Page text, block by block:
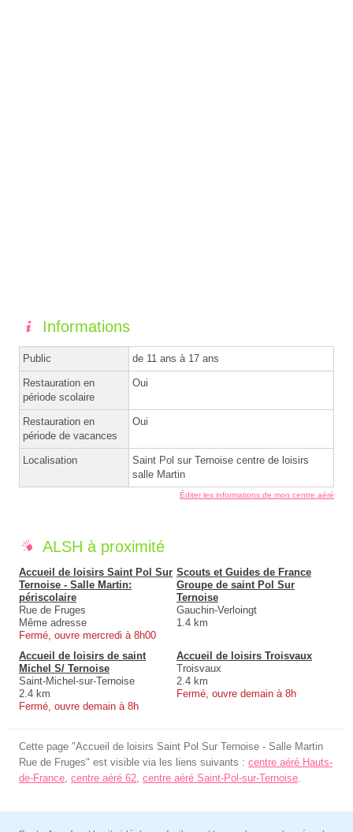
Informations
Public de 11 ans à 17 ans
Restauration en
période scolaire
Oui
Restauration en
période de vacances
Oui
Localisation
Saint Pol sur Ternoise centre de loisirs
salle Martin
Éditer les informations de mon centre aéré
ALSH à proximité
Accueil de loisirs Saint Pol Sur
Ternoise - Salle Martin:
périscolaire
Rue de Fruges
Même adresse
Fermé, ouvre mercredi à 8h00
Scouts et Guides de France
Groupe de saint Pol Sur
Ternoise
Gauchin-Verloingt
1.4 km
Accueil de loisirs de saint
Michel S/ Ternoise
Saint-Michel-sur-Ternoise
2.4 km
Fermé, ouvre demain à 8h
Accueil de loisirs Troisvaux
Troisvaux
2.4 km
Fermé, ouvre demain à 8h
Cette page "Accueil de loisirs Saint Pol Sur Ternoise - Salle Martin
Rue de Fruges" est visible via les liens suivants : centre aéré Hauts-
de-France centre aéré 62 centre aéré Saint-Pol-sur-Ternoise